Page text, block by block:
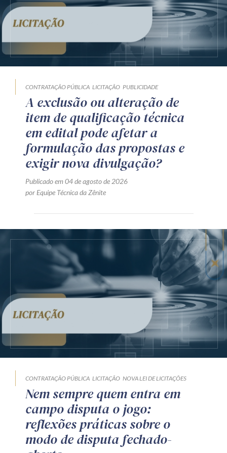
CONTRATAÇÃO PÚBLICA LICITAÇÃO PUBLICIDADE
A exclusão ou alteração de
item de qualificação técnica
em edital pode afetar a
formulação das propostas e
exigir nova divulgação?
Publicado em 04 de agosto de 2026
por Equipe Técnica da Zênite
CONTRATAÇÃO PÚBLICA LICITAÇÃO NOVA LEI DE LICITAÇÕES
Nem sempre quem entra em
campo disputa o jogo:
reflexões práticas sobre o
modo de disputa fechado-